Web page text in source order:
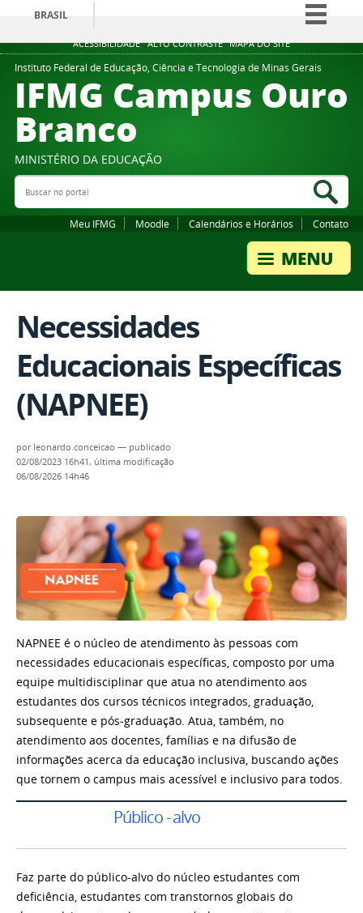
ACESSIBILIDADE ALTO CONTRASTE MAPA DO SITE
BRASIL
Simplifique!
Comunica BR
Participe
Instituto Federal de Educação, Ciência e Tecnologia de Minas Gerais
IFMG Campus Ouro
Branco
MINISTÉRIO DA EDUCAÇÃO
Buscar no portal
Meu IFMG Moodle Calendários e Horários Contato
Necessidades
Educacionais Específicas
(NAPNEE)
por leonardo.conceicao — publicado
02/08/2023 16h41, última modificação
06/08/2026 14h46
NAPNEE é o núcleo de atendimento às pessoas com
necessidades educacionais específicas, composto por uma
equipe multidisciplinar que atua no atendimento aos
estudantes dos cursos técnicos integrados, graduação,
subsequente e pós-graduação. Atua, também, no
atendimento aos docentes, famílias e na difusão de
informações acerca da educação inclusiva, buscando ações
que tornem o campus mais acessível e inclusivo para todos.
Público - alvo
Faz parte do público-alvo do núcleo estudantes com
deficiência, estudantes com transtornos globais do